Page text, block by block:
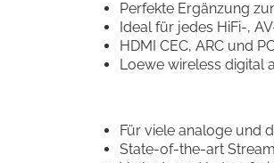
Perfekte Ergänzung
Ideal für jedes HiFi-,
HDMI CEC, ARC und
Loewe wireless digital
Für viele analoge und
State-of-the-art